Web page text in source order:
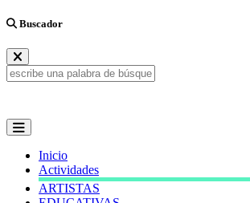
Buscador
Inicio
Actividades
ARTISTAS